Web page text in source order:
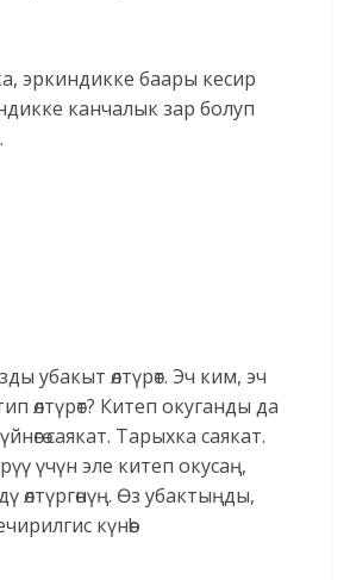
эркиндикке баары кесир
канчалык зар болуп
убакыт өлтүрөт. Эч ким, эч
өлтүрөт? Китеп окуганды да
саякат. Тарыхка саякат.
үчүн эле китеп окусаң,
өлтүргөнүң. Өз убактыңды,
күнөө!